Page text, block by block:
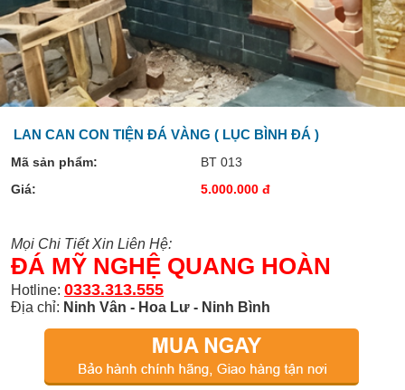
LAN CAN CON TIỆN ĐÁ VÀNG ( LỤC BÌNH ĐÁ )
Mã sản phẩm:
BT 013
Giá:
5.000.000 đ
Mọi Chi Tiết Xin Liên Hệ:
ĐÁ MỸ NGHỆ QUANG HOÀN
Hotline: 0333.313.555
Địa chỉ: Ninh Vân - Hoa Lư - Ninh Bình